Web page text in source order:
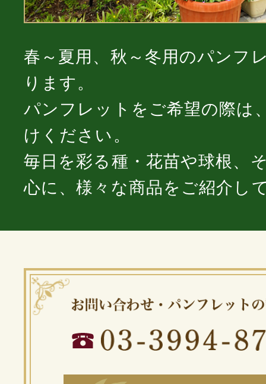
春～夏用、秋～冬用のパンフ
ります。
パンフレットをご希望の際は
けください。
毎日を彩る種・花苗や球根、
心に、様々な商品をご紹介し